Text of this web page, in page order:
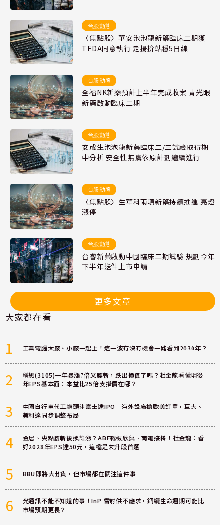
台股動態
〈焦點股〉華安泡泡龍新藥臨床二期獲
TFDA同意執行 走揚拚站穩5日線
台股動態
全福NK新藥預計上半年完成收案 青光眼
新藥啟動臨床二期
台股動態
安成生泡泡龍新藥臨床二/三試驗取得期
中分析 安全性無虞依原計劃繼續進行
台股動態
〈焦點股〉生華科兩項新藥持續推進 亮燈
漲停
台股動態
台睿新藥啟動中國臨床二期試驗 規劃今年
下半年送件上市申請
更多文章
大家都在看
1 工業電腦大廠、小廠一起上！這一波有沒有機會一路看到2030年？
2
穩懋(3105)一年暴漲7倍又腰斬，跌出價值了嗎？杜金龍看懂明後
年EPS基本面：本益比25倍支撐價在哪？
3
中國自行車代工龍頭津富士達IPO 海外設廠搶歐美訂單，巨大、
美利達同步調整布局
4
金居、尖點腰斬後換誰漲？ABF載板欣興、南電接棒！杜金龍：看
好2028年EPS達50元，這檔是末升段首選
5 BBU即將大出貨，但市場都在關注這件事
6
光通訊不能不知道的事！InP 雷射供不應求，銅纜生命週期可能比
市場預期更長？